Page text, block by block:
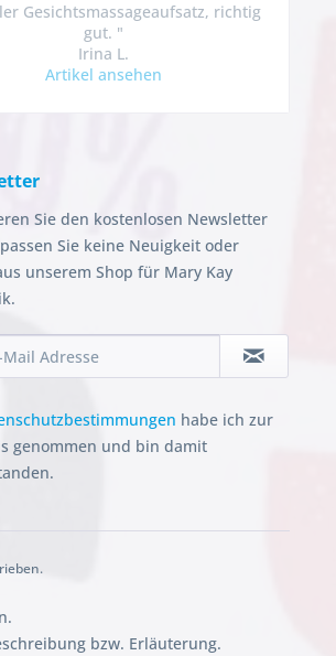
Gesichtsmassageaufsatz, richtig
gut. "
Irina L.
Artikel ansehen
Sie den kostenlosen Newsletter
Sie keine Neuigkeit oder
unserem Shop für Mary Kay
habe ich zur
genommen und bin damit
bzw. Erläuterung.